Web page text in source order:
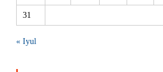
31
« Iyul